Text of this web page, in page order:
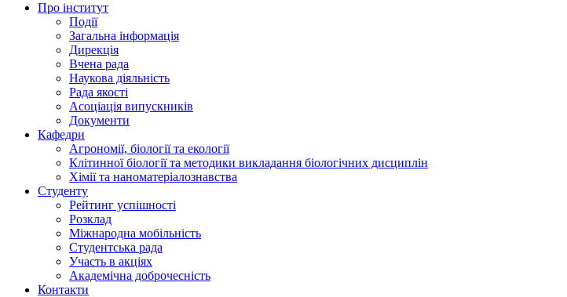
Про інститут
Події
Загальна інформація
Дирекція
Вчена рада
Наукова діяльність
Рада якості
Асоціація випускників
Документи
Кафедри
Агрономії, біології та екології
Клітинної біології та методики викладання біологічних дисциплін
Хімії та наноматеріалознавства
Студенту
Рейтинг успішності
Розклад
Міжнародна мобільність
Студентська рада
Участь в акціях
Академічна доброчесність
Контакти